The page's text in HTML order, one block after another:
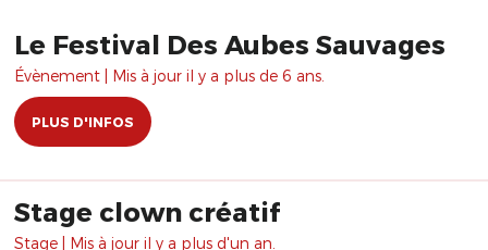
Le Festival Des Aubes Sauvages
Évènement | Mis à jour il y a plus de 6 ans.
PLUS D'INFOS
Stage clown créatif
Stage | Mis à jour il y a plus d'un an.